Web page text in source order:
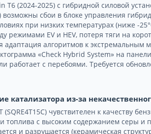
T6 (2024-2025) с гибридной силовой
возможны сбои в блоке управления
при низких температурах (ниже -
режимами EV и HEV, потеря тяги на
адаптация алгоритмов к экстремальным
«Check Hybrid System» на
работает с перебоями. Требуется
катализатора из-за
(SQRE4T15C) чувствителен к качеству
топлива с высоким содержанием серы и
и разрушается (керамическая